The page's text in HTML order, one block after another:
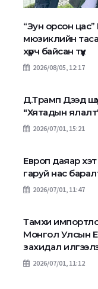
“Зун орсон
мюзиклийн
хүрч байсан түүх
2026/08/05, 12:17
Д.Трамп Дээд
"Хятадын
2026/07/01, 15:21
Европ даяар
гаруй нас
2026/07/01, 11:47
Тамхи
Монгол Улсын
захидал
2026/07/01, 11:12